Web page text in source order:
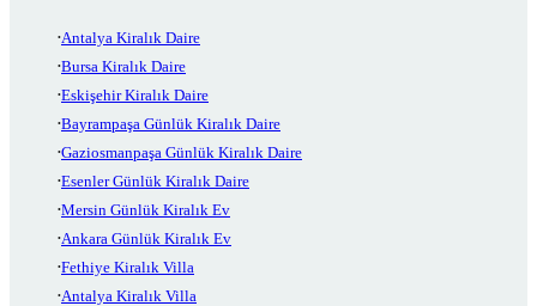
Antalya Kiralık Daire
Bursa Kiralık Daire
Eskişehir Kiralık Daire
Bayrampaşa Günlük Kiralık Daire
Gaziosmanpaşa Günlük Kiralık Daire
Esenler Günlük Kiralık Daire
Mersin Günlük Kiralık Ev
Ankara Günlük Kiralık Ev
Fethiye Kiralık Villa
Antalya Kiralık Villa